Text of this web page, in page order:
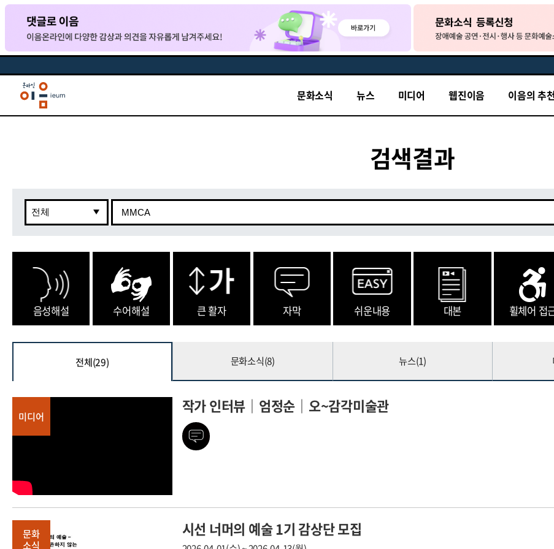
문화소식 뉴스 미디어 웹진이음 이음의 추천
검색결과
음성해설 수어해설 큰 활자 자막 쉬운내용 대본 휠체어 접
전체(29) 문화소식(8) 뉴스(1)
미디어
작가 인터뷰｜엄정순｜오~감각미술관
문화
소식
시선 너머의 예술 1기 감상단 모집